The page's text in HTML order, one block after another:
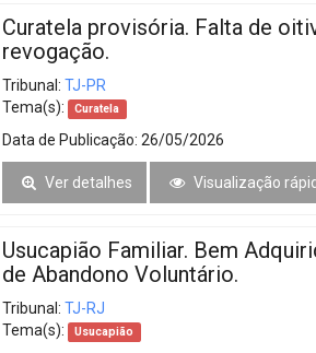
Curatela provisória. Falta de
revogação.
Tribunal: TJ-PR
Tema(s):
Curatela
Data de Publicação: 26/05/2026
Ver detalhes Visualização
Usucapião Familiar. Bem
de Abandono Voluntário.
Tribunal: TJ-RJ
Tema(s):
Usucapião